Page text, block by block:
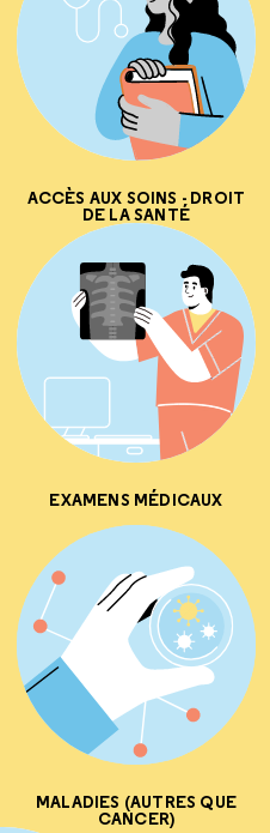
ACCÈS AUX SOINS - DROIT
DE LA SANTÉ
EXAMENS MÉDICAUX
MALADIES (AUTRES QUE
CANCER)